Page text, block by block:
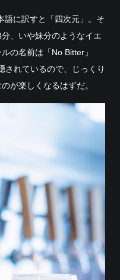
語に訳すと「四次元」。そ
、いや妹分のようなイエ
の名前は「No Bitter」
れているので、じっくり
が楽しくなるはずだ。